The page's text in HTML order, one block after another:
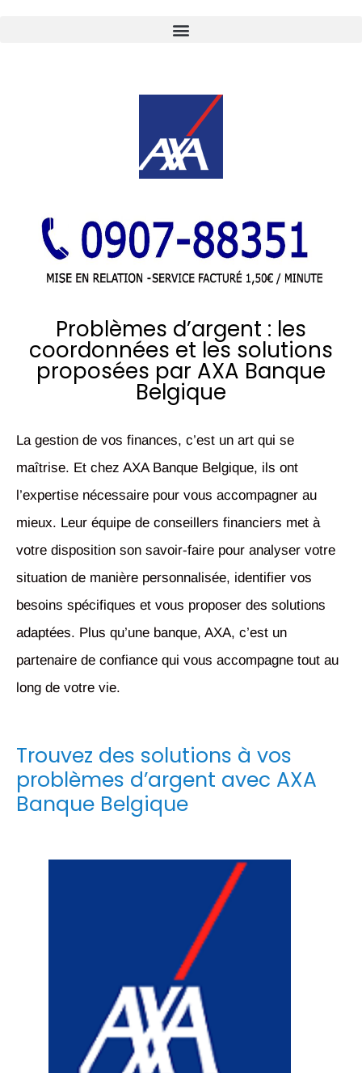
Problèmes d’argent : les
coordonnées et les solutions
proposées par AXA Banque
Belgique
La gestion de vos finances, c’est un art qui se
maîtrise. Et chez AXA Banque Belgique, ils ont
l’expertise nécessaire pour vous accompagner au
mieux. Leur équipe de conseillers financiers met à
votre disposition son savoir-faire pour analyser votre
situation de manière personnalisée, identifier vos
besoins spécifiques et vous proposer des solutions
adaptées. Plus qu’une banque, AXA, c’est un
partenaire de confiance qui vous accompagne tout au
long de votre vie.
Trouvez des solutions à vos
problèmes d’argent avec AXA
Banque Belgique